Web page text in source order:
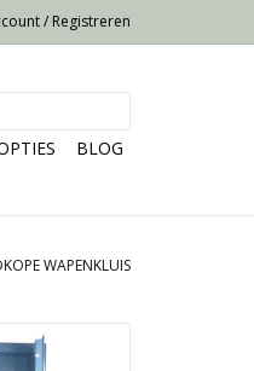
/ Registreren
BLOG
WAPENKLUIS
cm
5 geweren